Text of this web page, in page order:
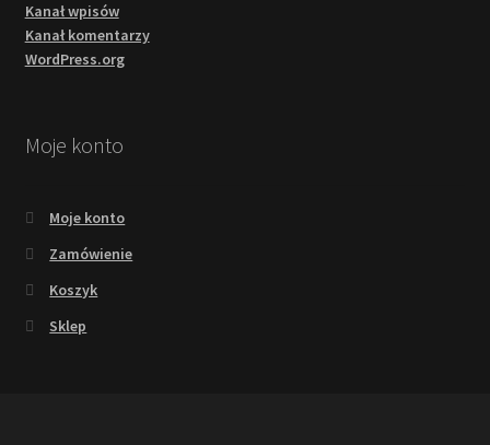
Kanał wpisów
Kanał komentarzy
WordPress.org
Moje konto
Moje konto
Zamówienie
Koszyk
Sklep